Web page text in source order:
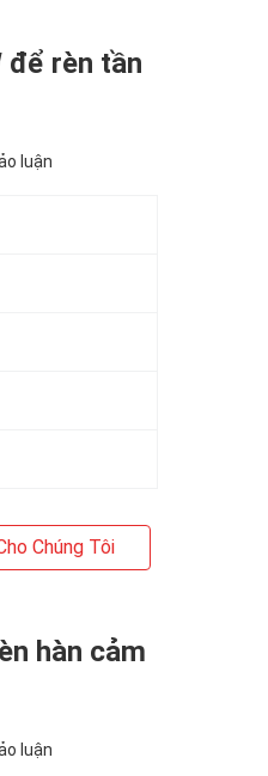
để rèn tần
luận
Chúng Tôi
hàn cảm
luận